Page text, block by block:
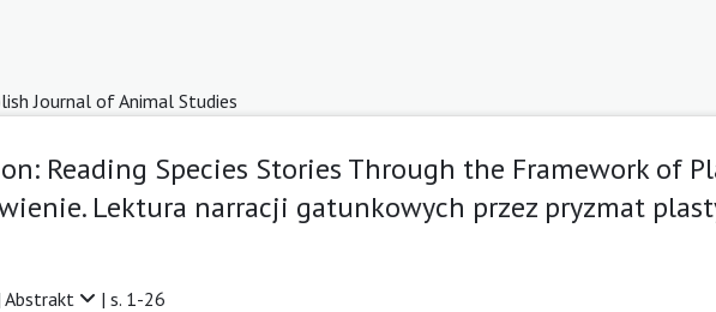
Journal of Animal Studies
Reading Species Stories Through the Framework of
Lektura narracji gatunkowych przez pryzmat
Abstrakt | s. 1-26